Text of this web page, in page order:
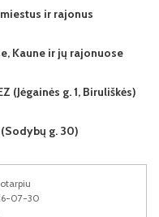
ir rajonus
Kaune ir jų rajonuose
(Jėgainės g. 1, Biruliškės)
g. 30)
07-30